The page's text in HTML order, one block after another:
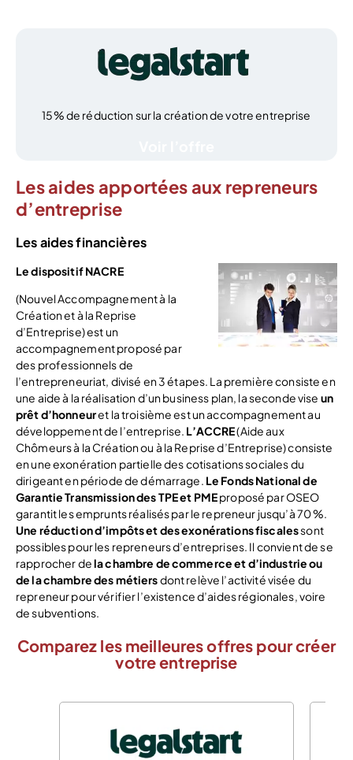
15% de réduction sur la création de votre entreprise
Les aides apportées aux repreneurs
d’entreprise
Les aides financières
Le dispositif NACRE
(Nouvel Accompagnement à la
Création et à la Reprise
d’Entreprise) est un
accompagnement proposé par
des professionnels de
l’entrepreneuriat, divisé en 3 étapes. La première consiste en
une aide à la réalisation d’un business plan, la seconde vise un
prêt d’honneuret la troisième est un accompagnement au
développement de l’entreprise. L’ACCRE(Aide aux
Chômeurs à la Création ou à la Reprise d’Entreprise) consiste
en une exonération partielle des cotisations sociales du
dirigeant en période de démarrage. Le Fonds National de
Garantie Transmission des TPE et PMEproposé par OSEO
garantit les emprunts réalisés par le repreneur jusqu’à 70 %.
Une réduction d’impôts et des exonérations fiscalessont
possibles pour les repreneurs d’entreprises. Il convient de se
rapprocher dela chambre de commerce et d’industrie ou
de la chambre des métiersdont relève l’activité visée du
repreneur pour vérifier l’existence d’aides régionales, voire
de subventions.
Comparez les meilleures offres pour créer
votre entreprise